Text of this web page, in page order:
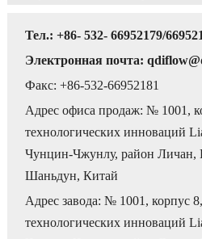
Тел.: +86- 532- 66952179/
Электронная почта:
Факс: +86-532-66952181
Адрес офиса продаж: № 1001,
технологических инноваций
Чунцин-Чжунлу, район Личан,
Шаньдун, Китай
Адрес завода: № 1001, корпус
технологических инноваций